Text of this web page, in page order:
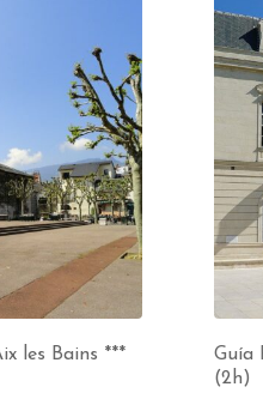
les Bains ***
Guía
(2h)